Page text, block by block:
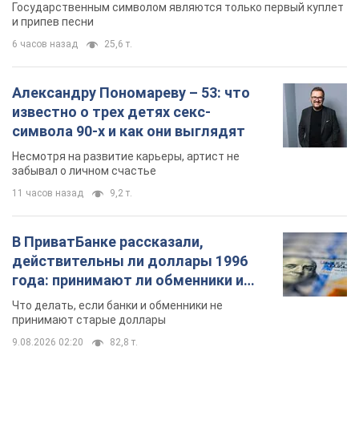
Государственным символом являются только первый куплет
и припев песни
6 часов назад 25,6 т.
Александру Пономареву – 53: что
известно о трех детях секс-
символа 90-х и как они выглядят
Несмотря на развитие карьеры, артист не
забывал о личном счастье
11 часов назад 9,2 т.
В ПриватБанке рассказали,
действительны ли доллары 1996
года: принимают ли обменники и
банки такие купюры
Что делать, если банки и обменники не
принимают старые доллары
9.08.2026 02:20 82,8 т.